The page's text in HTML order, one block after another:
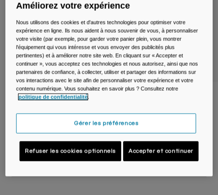
Accessoires
Tout Voir
Sac à dos d'hydratation Kids Mini
1,5 L
64,99 €
Améliorez votre expérience
Nous utilisons des cookies et d'autres technologies pour optimiser votre
expérience en ligne. Ils nous aident à nous souvenir de vous, à personnaliser
votre visite (par exemple, pour garder votre panier plein, vous montrer
l'équipement qui vous intéresse et vous envoyer des publicités plus
pertinentes) et à améliorer notre site web. En cliquant sur « Accepter et
continuer », vous acceptez ces technologies et nous autorisez, ainsi que nos
partenaires de confiance, à collecter, utiliser et partager des informations sur
vos interactions avec le site afin de personnaliser votre expérience et votre
contenu numérique. Vous souhaitez en savoir plus ? Consultez notre
politique de confidentialité
Gérer les préférences
Refuser les cookies optionnels Accepter et continuer